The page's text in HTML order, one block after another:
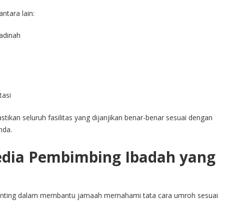
lain:
seluruh fasilitas yang dijanjikan benar-benar sesuai dengan
Pembimbing Ibadah yang
dalam membantu jamaah memahami tata cara umroh sesuai